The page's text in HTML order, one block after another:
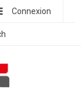
Connexion